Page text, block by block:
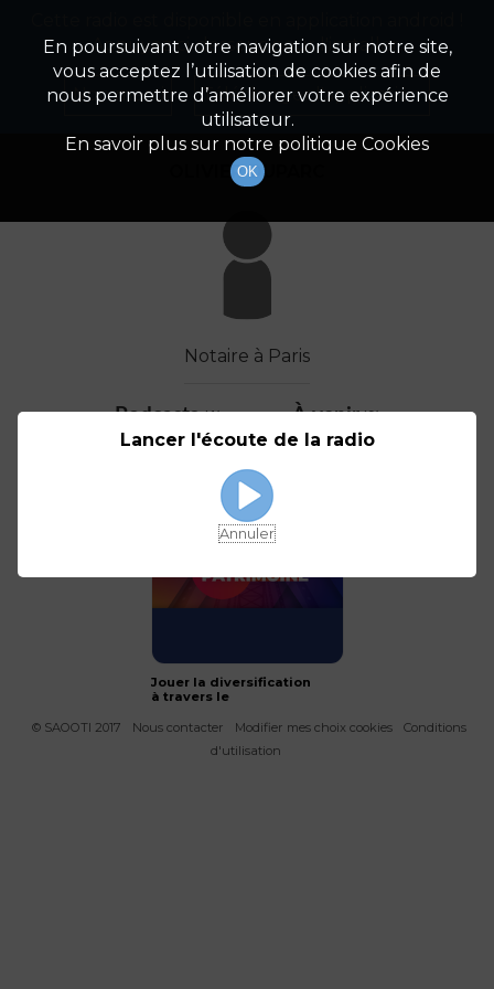
Détail De L'invité(e)
OLIVIER DUPARC
Notaire à Paris
Podcasts À venir
Jouer la diversification
à travers le
immobilier
© SAOOTI 2017 Nous contacter Modifier mes choix cookies
Conditions
d'utilisation
En poursuivant votre navigation sur notre site,
vous acceptez l’utilisation de cookies afin de
nous permettre d’améliorer votre expérience
utilisateur.
En savoir plus sur notre politique Cookies
OK
Appuyez ci-dessous pour l'installer.
Non merci Télécharger l'application
Lancer l'écoute de la radio
Annuler